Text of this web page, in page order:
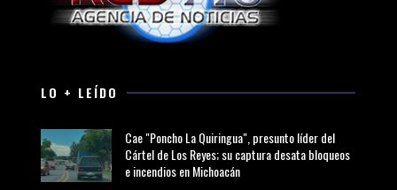
LO + LEÍDO
Cae "Poncho La Quiringua", presunto líder del
Cártel de Los Reyes; su captura desata bloqueos
e incendios en Michoacán